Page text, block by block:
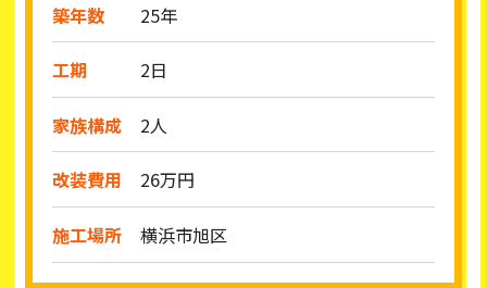
築年数 25年
工期 2日
家族構成 2人
改装費用 26万円
施工場所 横浜市旭区